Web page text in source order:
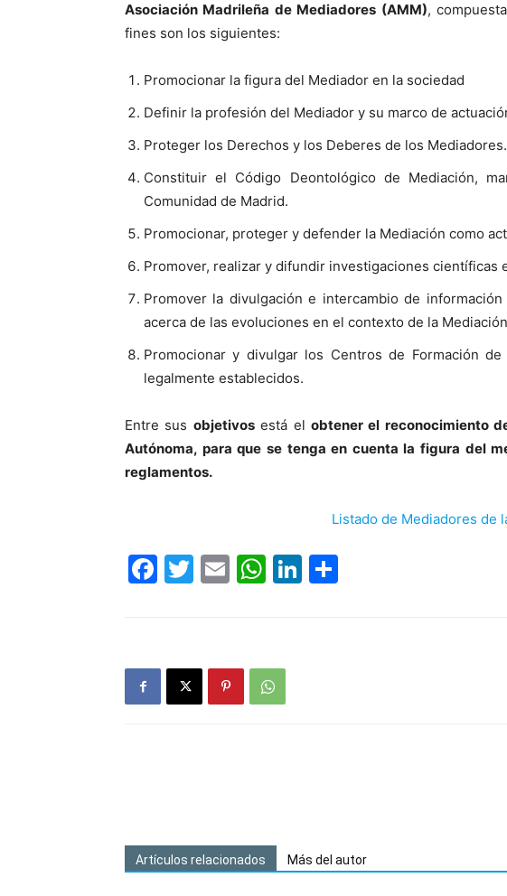
Asociación Madrileña de Mediadores (AMM),
fines son los siguientes:
Promocionar la figura del Mediador en la sociedad
Definir la profesión del Mediador y su marco de
Proteger los Derechos y los Deberes de los Mediadores.
Constituir el Código Deontológico de Mediación,
Comunidad de Madrid.
Promocionar, proteger y defender la Mediación como
Promover, realizar y difundir investigaciones científicas
Promover la divulgación e intercambio de
acerca de las evoluciones en el contexto de la
Promocionar y divulgar los Centros de Formación
legalmente establecidos.
Entre sus objetivosestá el obtener el reconocimiento
Autónoma, para que se tenga en cuenta la figura del
reglamentos.
Listado de Mediadores de
Facebook
Twitter
EmailWhatsApp
LinkedIn
Artículos relacionados Más del autor